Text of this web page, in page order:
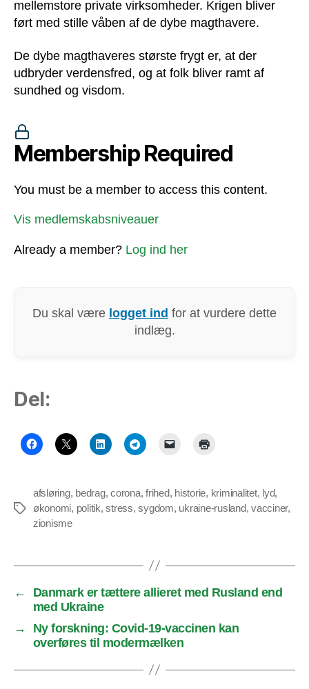
mellemstore private virksomheder. Krigen bliver
ført med stille våben af de dybe magthavere.
De dybe magthaveres største frygt er, at der
udbryder verdensfred, og at folk bliver ramt af
sundhed og visdom.
Membership Required
You must be a member to access this content.
Vis medlemskabsniveauer
Already a member? Log ind her
Du skal være logget ind for at vurdere dette
indlæg.
Del:
Tags
afsløring, bedrag,corona,frihed, historie, kriminalitet, lyd,
økonomi, politik,stress,sygdom, ukraine-rusland,vacciner,
zionisme
←
Danmark er tættere allieret med Rusland end
med Ukraine
→
Ny forskning: Covid-19-vaccinen kan
overføres til modermælken